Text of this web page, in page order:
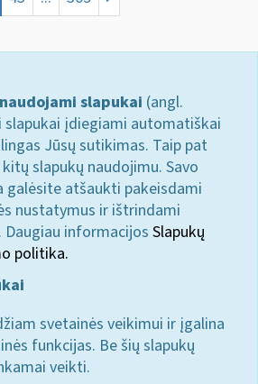
slapukai (angl.
slapukai įdiegiami automatiškai
Jūsų sutikimas. Taip pat
slapukų naudojimu. Savo
galėsite atšaukti pakeisdami
nustatymus ir ištrindami
Daugiau informacijos Slapukų
politika.
svetainės veikimui ir įgalina
funkcijas. Be šių slapukų
veikti.